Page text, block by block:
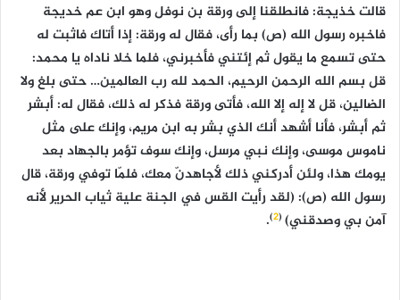
قالت خذيجة: فانطلقنا إلى ورقة بن نوفل وهو ابن عم خديجة
فاخبره رسول الله (ص) بما رأى، فقال له ورقة: إذا أتاك فاثبت له
حتى تسمع ما يقول ثم إئتني فأخبرني، فلما خلا ناداه يا محمد:
قل بسم الله الرحمن الرحيم، الحمد لله رب العالمين… حتى بلغ ولا
الضالين، قل لا إله إلا الله، فأتى ورقة فذكر له ذلك، فقال له: أبشر
ثم أبشر، فأنا أشهد أنك الذي بشر به ابن مريم، وإنك على مثل
ناموس موسى، وإنك نبي مرسل، وإنك سوف تؤمر بالجهاد بعد
يومك هذا، ولئن أدركني ذلك لأجاهدنّ معك، فلمّا توفي ورقة، قال
رسول الله (ص): (لقد رأيت القس في الجنة علية ثياب الحرير لأنه
آمن بي وصدقني) (
2
)
.